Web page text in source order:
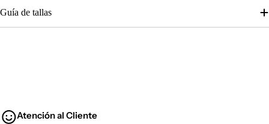
Guía de tallas
Atención al Cliente